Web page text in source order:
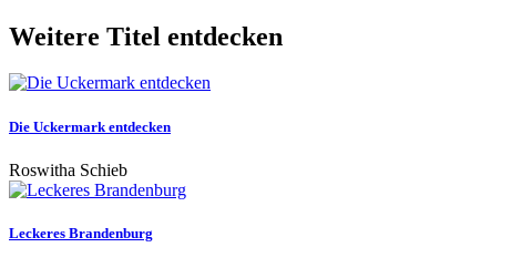
Weitere Titel entdecken
Die Uckermark entdecken
Roswitha Schieb
Leckeres Brandenburg